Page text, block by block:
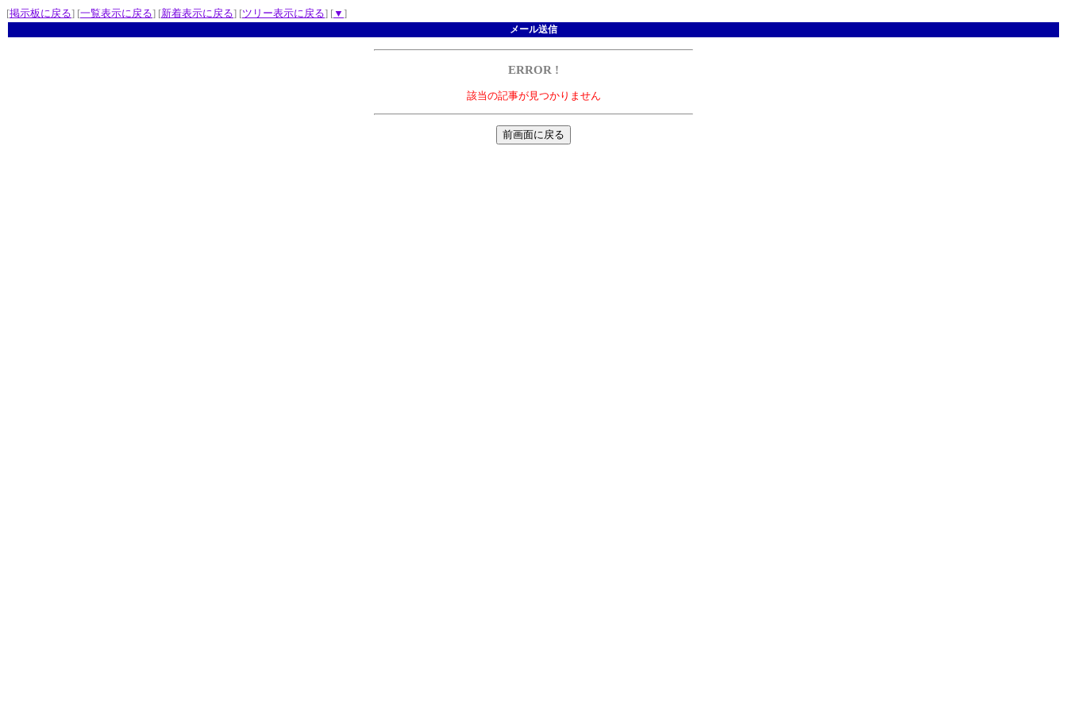
[掲示板に戻る] [一覧表示に戻る] [新着表示に戻る] [ツリー表示に戻る] [▼ ]
メール送信
ERROR !
該当の記事が見つかりません